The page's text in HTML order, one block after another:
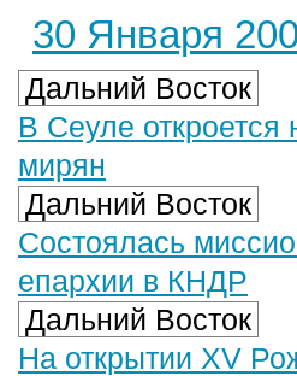
30 Января
Дальний Восток
В Сеуле откроется
мирян
Дальний Восток
Состоялась
епархии в КНДР
Дальний Восток
На открытии XV